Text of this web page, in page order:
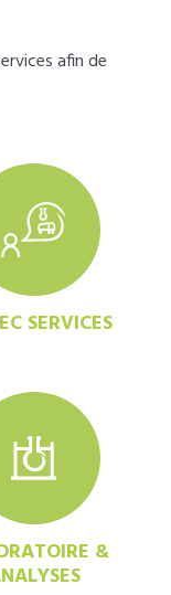
afin de
SERVICES
&